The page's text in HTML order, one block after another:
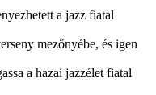
a jazz fiatal
mezőnyébe, és igen
a hazai jazzélet fiatal